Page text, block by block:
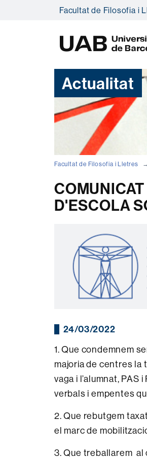
Facultat de Filosofia i
Actualitat
Facultat de Filosofia i Lletres
D'ESCOLA
24/03/2022
1. Que condemnem
majoria de centres la
vaga i l’alumnat,
verbals i empentes
2. Que rebutgem
el marc de
3. Que treballarem al